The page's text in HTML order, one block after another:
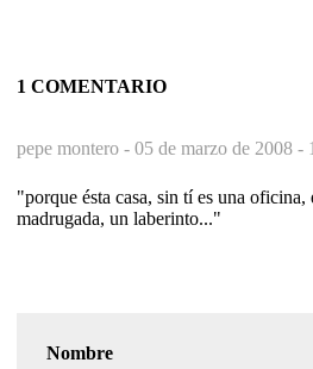
1 COMENTARIO
pepe montero - 05 de marzo de 2008 -
"porque ésta casa, sin tí es una
madrugada, un laberinto..."
Nombre